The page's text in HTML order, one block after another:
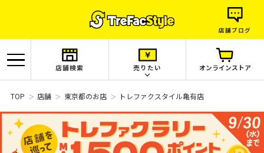
店舗ブログ
店舗検索 売りたい オンラインストア
TOP 店舗 東京都のお店 トレファクスタイル亀有店